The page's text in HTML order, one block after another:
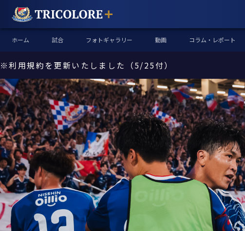
ホーム 試合 フォトギャラリー 動画 コラム・レポート
※利用規約を更新いたしました（5/25付）